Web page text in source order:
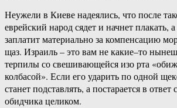
Неужели в Киеве надеялись, что после
еврейский народ сядет и начнет плакать,
заплатит материально за компенсацию
щаз. Израиль – это вам не какие–то
терпилы со свешивающейся изо рта
колбасой». Если его ударить по одной
станет подставлять, а постарается в
обидчика целиком.